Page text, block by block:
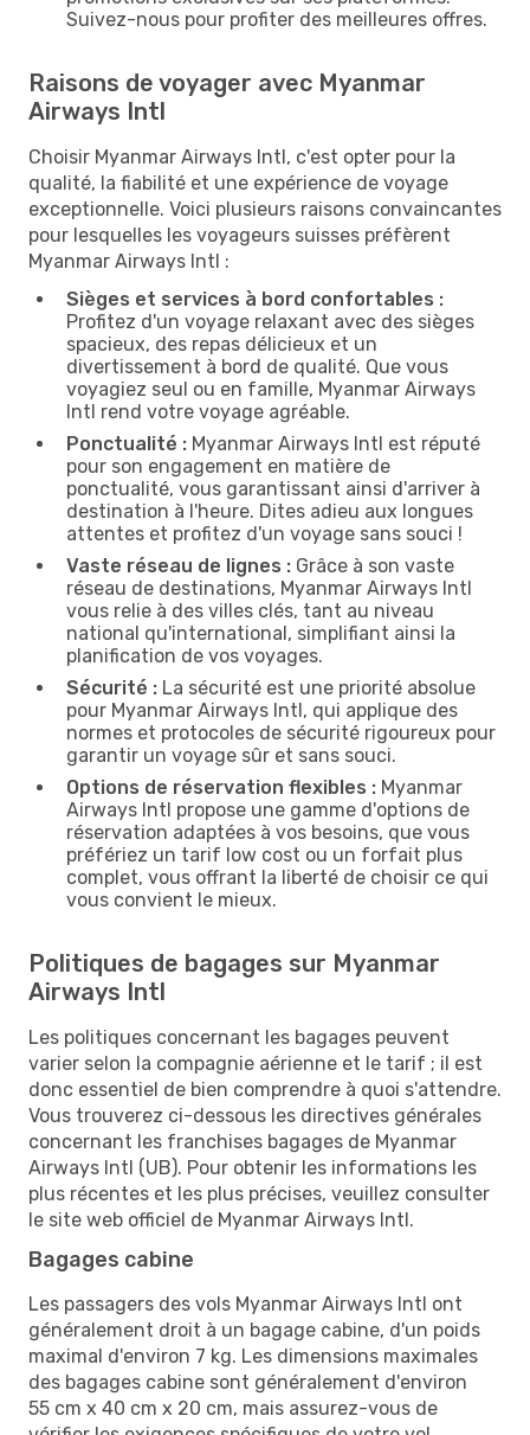
Suivez-nous pour profiter des meilleures offres.
Raisons de voyager avec Myanmar
Airways Intl
Choisir Myanmar Airways Intl, c'est opter pour la
qualité, la fiabilité et une expérience de voyage
exceptionnelle. Voici plusieurs raisons convaincantes
pour lesquelles les voyageurs suisses préfèrent
Myanmar Airways Intl :
Sièges et services à bord confortables :
Profitez d'un voyage relaxant avec des sièges
spacieux, des repas délicieux et un
divertissement à bord de qualité. Que vous
voyagiez seul ou en famille, Myanmar Airways
Intl rend votre voyage agréable.
Ponctualité : Myanmar Airways Intl est réputé
pour son engagement en matière de
ponctualité, vous garantissant ainsi d'arriver à
destination à l'heure. Dites adieu aux longues
attentes et profitez d'un voyage sans souci !
Vaste réseau de lignes : Grâce à son vaste
réseau de destinations, Myanmar Airways Intl
vous relie à des villes clés, tant au niveau
national qu'international, simplifiant ainsi la
planification de vos voyages.
Sécurité : La sécurité est une priorité absolue
pour Myanmar Airways Intl, qui applique des
normes et protocoles de sécurité rigoureux pour
garantir un voyage sûr et sans souci.
Options de réservation flexibles : Myanmar
Airways Intl propose une gamme d'options de
réservation adaptées à vos besoins, que vous
préfériez un tarif low cost ou un forfait plus
complet, vous offrant la liberté de choisir ce qui
vous convient le mieux.
Politiques de bagages sur Myanmar
Airways Intl
Les politiques concernant les bagages peuvent
varier selon la compagnie aérienne et le tarif ; il est
donc essentiel de bien comprendre à quoi s'attendre.
Vous trouverez ci-dessous les directives générales
concernant les franchises bagages de Myanmar
Airways Intl (UB). Pour obtenir les informations les
plus récentes et les plus précises, veuillez consulter
le site web officiel de Myanmar Airways Intl.
Bagages cabine
Les passagers des vols Myanmar Airways Intl ont
généralement droit à un bagage cabine, d'un poids
maximal d'environ 7 kg. Les dimensions maximales
des bagages cabine sont généralement d'environ
55 cm x 40 cm x 20 cm, mais assurez-vous de